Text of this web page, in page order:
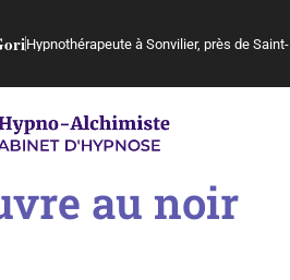
Hypnothérapeute à Sonvilier, près de
au noir